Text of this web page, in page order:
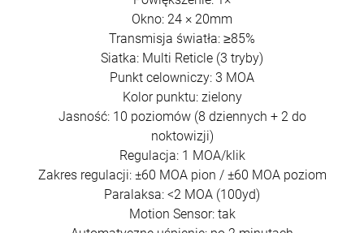
Okno: 24 × 20mm
Transmisja światła: ≥85%
Siatka: Multi Reticle (3 tryby)
Punkt celowniczy: 3 MOA
Kolor punktu: zielony
Jasność: 10 poziomów (8 dziennych + 2 do
noktowizji)
Regulacja: 1 MOA/klik
Zakres regulacji: ±60 MOA pion / ±60 MOA poziom
Paralaksa: <2 MOA (100yd)
Motion Sensor: tak